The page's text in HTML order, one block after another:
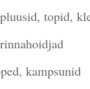
topid,
kampsunid